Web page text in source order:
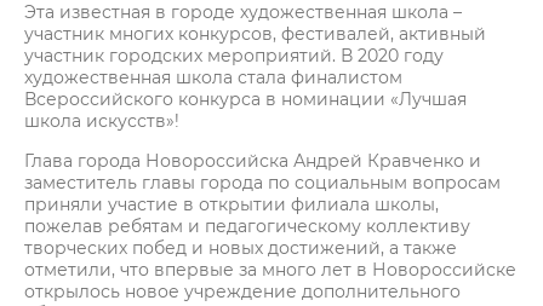
Эта известная в городе художественная школа –
участник многих конкурсов, фестивалей, активный
участник городских мероприятий. В 2020 году
художественная школа стала финалистом
Всероссийского конкурса в номинации «Лучшая
школа искусств»!
Глава города Новороссийска Андрей Кравченко и
заместитель главы города по социальным вопросам
приняли участие в открытии филиала школы,
пожелав ребятам и педагогическому коллективу
творческих побед и новых достижений, а также
отметили, что впервые за много лет в Новороссийске
открылось новое учреждение дополнительного